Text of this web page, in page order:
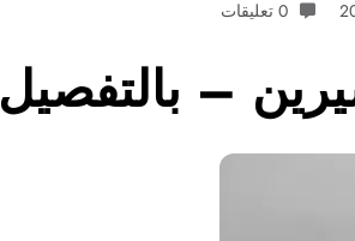
0 تعليقات
– بالتفصيل